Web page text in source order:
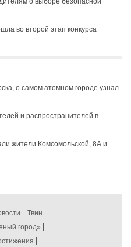
во второй этап конкурса
о самом атомном городе узнал
и распространителей в
жители Комсомольской, 8А и
Твин
город»